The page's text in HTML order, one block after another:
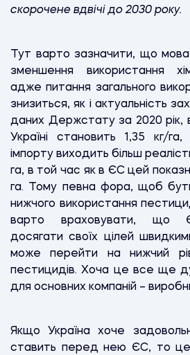
скорочене вдвічі до 2030 року.
Тут варто зазначити, що
зменшення використання
адже питання загального
знизиться, як і актуальність
даних Держстату за 2020 рік,
Україні становить 1,35 кг/га,
імпорту виходить більш
га, в той час як в ЄС цей
га. Тому певна фора, щоб
нижчого використання
варто враховувати, що
досягати своїх цілей
може перейти на нижчий
пестицидів. Хоча це все ще
для основних компаній –
Якщо Україна хоче
ставить перед нею ЄС, то це